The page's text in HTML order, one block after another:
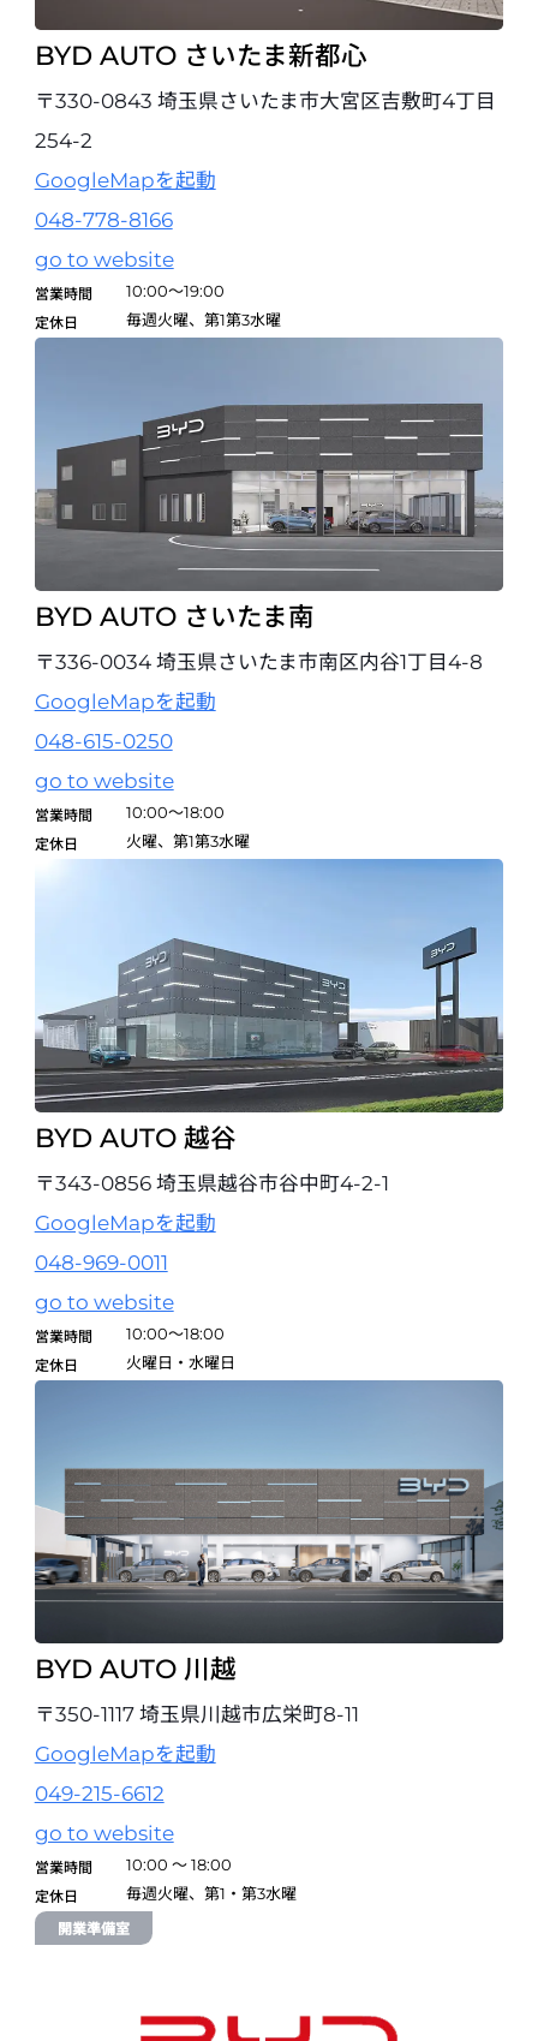
BYD AUTO 岡山
〒703-8233 岡山県岡山市中区高屋334-14
086-270-8778
BYD AUTO 広島
〒732-0057 広島県広島市東区二葉の里3-5-7 GRANODE広島1階
BYD AUTO 福山
〒720-0801 広島県福山市入船町3-3-7
084-944-7888
試乗予約
BYD AUTO 山口
〒753-0871 山口県山口市朝田1757-8
083-934-2220
BYD AUTO 高松
〒761-8071 香川県高松市伏石町2149番10
087-868-8850
BYD AUTO 松山
〒790-0054 愛媛県松山市空港通2丁目7-28
089-973-8881
試乗予約
BYD AUTO 福岡
〒812-8627 福岡県福岡市博多区那珂6丁目23番1号ららぽーと福岡1F
092-510-0900
試乗予約
BYD AUTO 福岡西
092-834-9318
0942-27-7585
試乗予約
BYD AUTO 北九州
開業準備室
〒811-4121 福岡県宗像市王丸786-4
〒849-0936 佐賀県佐賀市鍋島町森田71-6
0952-37-0388
BYD AUTO 大分
〒870-0952 大分県大分市下郡北1丁目4-11
097-574-7077
BYD AUTO さいたま新都心
〒330-0843 埼玉県さいたま市大宮区吉敷町4丁目
254-2
GoogleMapを起動
048-778-8166
go to website
営業時間 10:00～19:00
定休日 毎週火曜、第1第3水曜
BYD AUTO さいたま南
〒336-0034 埼玉県さいたま市南区内谷1丁目4-8
GoogleMapを起動
048-615-0250
go to website
営業時間 10:00～18:00
定休日 火曜、第1第3水曜
BYD AUTO 越谷
〒343-0856 埼玉県越谷市谷中町4-2-1
GoogleMapを起動
048-969-0011
go to website
営業時間 10:00～18:00
定休日 火曜日・水曜日
BYD AUTO 川越
〒350-1117 埼玉県川越市広栄町8-11
GoogleMapを起動
049-215-6612
go to website
営業時間 10:00 ～ 18:00
定休日 毎週火曜、第1・第3水曜
開業準備室